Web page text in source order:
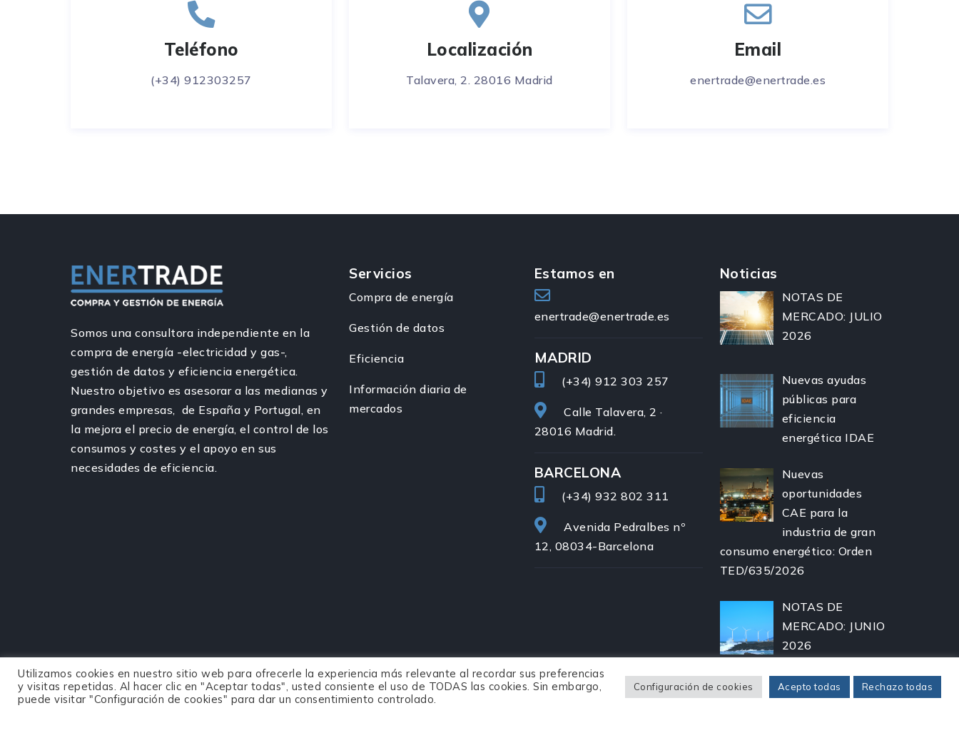
Teléfono
(+34) 912303257
Localización
Talavera, 2. 28016 Madrid
Email
enertrade@enertrade.es
Somos una consultora independiente en la
compra de energía -electricidad y gas-,
gestión de datos y eficiencia energética.
Nuestro objetivo es asesorar a las medianas y
grandes empresas, de España y Portugal, en
la mejora el precio de energía, el control de los
consumos y costes y el apoyo en sus
necesidades de eficiencia.
Servicios
Compra de energía
Gestión de datos
Eficiencia
Información diaria de
mercados
Estamos en
enertrade@enertrade.es
MADRID
(+34)912 303 257
Calle Talavera, 2 ·
28016 Madrid.
BARCELONA
(+34)932 802 311
Avenida Pedralbes nº
12, 08034-Barcelona
Noticias
NOTAS DE
MERCADO: JULIO
2026
Nuevas ayudas
públicas para
eficiencia
energética IDAE
Nuevas
oportunidades
CAE para la
industria de gran
consumo energético: Orden
TED/635/2026
NOTAS DE
MERCADO: JUNIO
2026
Utilizamos cookies en nuestro sitio web para ofrecerle la experiencia más relevante al recordar sus preferencias
y visitas repetidas. Al hacer clic en "Aceptar todas", usted consiente el uso de TODAS las cookies. Sin embargo,
puede visitar "Configuración de cookies" para dar un consentimiento controlado.
Configuración de cookies Acepto todas Rechazo todas